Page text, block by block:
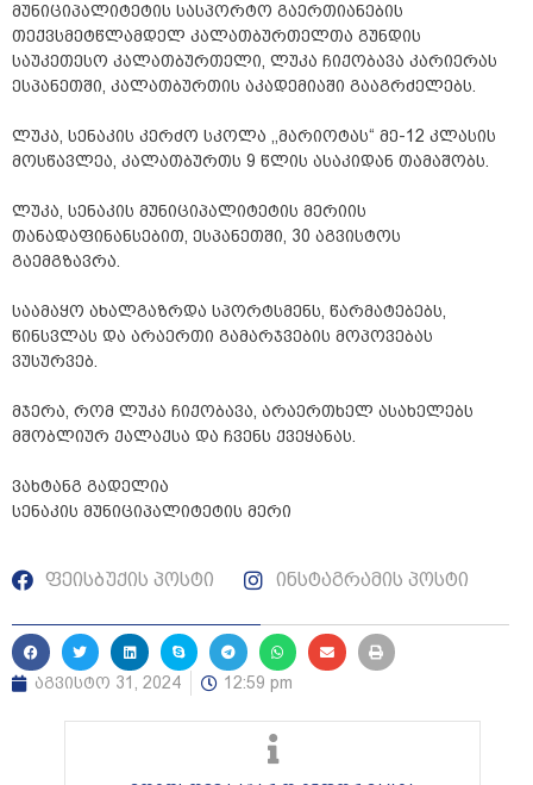
მუნიციპალიტეტის სასპორტო გაერთიანების
თექვსმეტწლამდელ კალათბურთელთა გუნდის
საუკეთესო კალათბურთელი, ლუკა ჩიქობავა კარიერას
ესპანეთში, კალათბურთის აკადემიაში გააგრძელებს.
ლუკა, სენაკის კერძო სკოლა ,,მარიოტას“ მე-12 კლასის
მოსწავლეა, კალათბურთს 9 წლის ასაკიდან თამაშობს.
ლუკა, სენაკის მუნიციპალიტეტის მერიის
თანადაფინანსებით, ესპანეთში, 30 აგვისტოს
გაემგზავრა.
საამაყო ახალგაზრდა სპორტსმენს, წარმატებებს,
წინსვლას და არაერთი გამარჯვების მოპოვებას
ვუსურვებ.
მჯერა, რომ ლუკა ჩიქობავა, არაერთხელ ასახელებს
მშობლიურ ქალაქსა და ჩვენს ქვეყანას.
ვახტანგ გადელია
სენაკის მუნიციპალიტეტის მერი
ფეისბუქის პოსტი ინსტაგრამის პოსტი
აგვისტო 31, 2024 12:59 pm